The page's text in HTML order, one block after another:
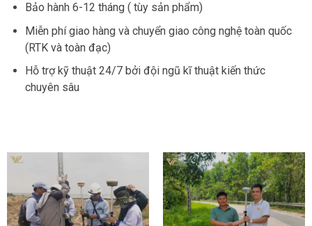
Bảo hành 6-12 tháng ( tùy sản phẩm)
Miễn phí giao hàng và chuyển giao công nghệ toàn quốc
(RTK và toàn đạc)
Hỗ trợ kỹ thuật 24/7 bởi đội ngũ kĩ thuật kiến thức
chuyên sâu